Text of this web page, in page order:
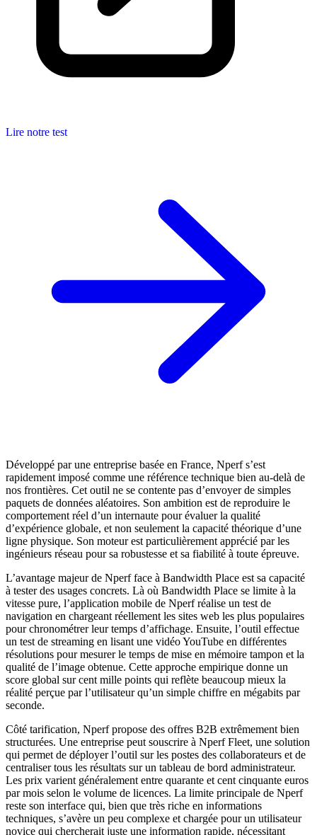
Lire notre test
Développé par une entreprise basée en France, Nperf s’est
rapidement imposé comme une référence technique bien au-delà de
nos frontières. Cet outil ne se contente pas d’envoyer de simples
paquets de données aléatoires. Son ambition est de reproduire le
comportement réel d’un internaute pour évaluer la qualité
d’expérience globale, et non seulement la capacité théorique d’une
ligne physique. Son moteur est particulièrement apprécié par les
ingénieurs réseau pour sa robustesse et sa fiabilité à toute épreuve.
L’avantage majeur de Nperf face à Bandwidth Place est sa capacité
à tester des usages concrets. Là où Bandwidth Place se limite à la
vitesse pure, l’application mobile de Nperf réalise un test de
navigation en chargeant réellement les sites web les plus populaires
pour chronométrer leur temps d’affichage. Ensuite, l’outil effectue
un test de streaming en lisant une vidéo YouTube en différentes
résolutions pour mesurer le temps de mise en mémoire tampon et la
qualité de l’image obtenue. Cette approche empirique donne un
score global sur cent mille points qui reflète beaucoup mieux la
réalité perçue par l’utilisateur qu’un simple chiffre en mégabits par
seconde.
Côté tarification, Nperf propose des offres B2B extrêmement bien
structurées. Une entreprise peut souscrire à Nperf Fleet, une solution
qui permet de déployer l’outil sur les postes des collaborateurs et de
centraliser tous les résultats sur un tableau de bord administrateur.
Les prix varient généralement entre quarante et cent cinquante euros
par mois selon le volume de licences. La limite principale de Nperf
reste son interface qui, bien que très riche en informations
techniques, s’avère un peu complexe et chargée pour un utilisateur
novice qui chercherait juste une information rapide, nécessitant